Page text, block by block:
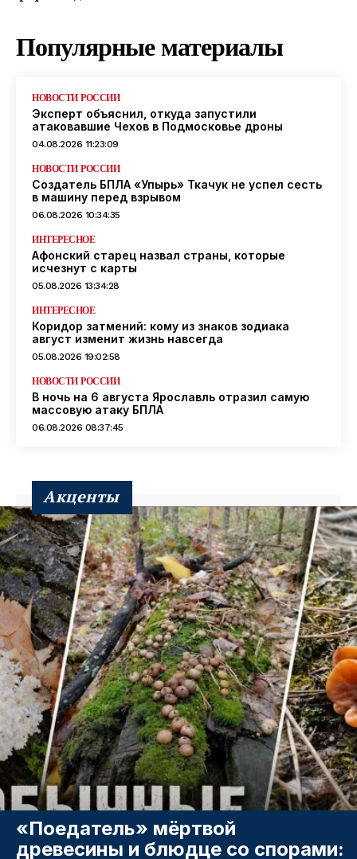
Популярные материалы
НОВОСТИ РОССИИ
Эксперт объяснил, откуда запустили
атаковавшие Чехов в Подмосковье дроны
04.08.2026 11:23:09
НОВОСТИ РОССИИ
Создатель БПЛА «Упырь» Ткачук не успел сесть
в машину перед взрывом
06.08.2026 10:34:35
ИНТЕРЕСНОЕ
Афонский старец назвал страны, которые
исчезнут с карты
05.08.2026 13:34:28
ИНТЕРЕСНОЕ
Коридор затмений: кому из знаков зодиака
август изменит жизнь навсегда
05.08.2026 19:02:58
НОВОСТИ РОССИИ
В ночь на 6 августа Ярославль отразил самую
массовую атаку БПЛА
06.08.2026 08:37:45
Акценты
«Поедатель» мёртвой
древесины и блюдце со спорами: